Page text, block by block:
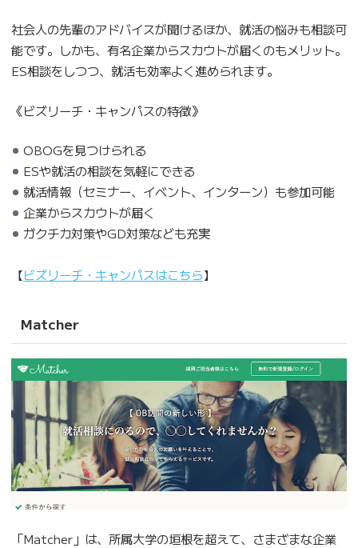
社会人の先輩のアドバイスが聞けるほか、就活の悩みも相談可
能です。しかも、有名企業からスカウトが届くのもメリット。
ES相談をしつつ、就活も効率よく進められます。
《ビズリーチ・キャンパスの特徴》
OBOGを見つけられる
ESや就活の相談を気軽にできる
就活情報（セミナー、イベント、インターン）も参加可能
企業からスカウトが届く
ガクチカ対策やGD対策なども充実
【ビズリーチ・キャンパスはこちら】
Matcher
「Matcher」は、所属大学の垣根を超えて、さまざまな企業